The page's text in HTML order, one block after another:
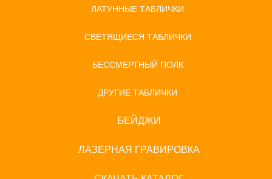
ЛАТУННЫЕ ТАБЛИЧКИ
СВЕТЯЩИЕСЯ ТАБЛИЧКИ
БЕССМЕРТНЫЙ ПОЛК
ДРУГИЕ ТАБЛИЧКИ
БЕЙДЖИ
ЛАЗЕРНАЯ ГРАВИРОВКА